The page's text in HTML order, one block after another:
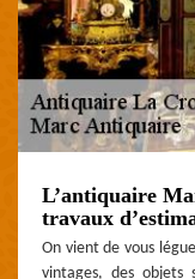
L’antiquaire
travaux
On vient de vous
vintages, des objets